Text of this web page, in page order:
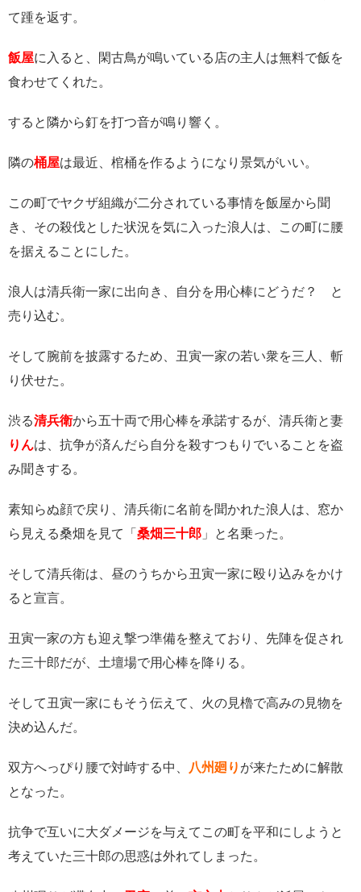
て踵を返す。
飯屋に入ると、閑古鳥が鳴いている店の主人は無料で飯を
食わせてくれた。
すると隣から釘を打つ音が鳴り響く。
隣の桶屋は最近、棺桶を作るようになり景気がいい。
この町でヤクザ組織が二分されている事情を飯屋から聞
き、その殺伐とした状況を気に入った浪人は、この町に腰
を据えることにした。
浪人は清兵衛一家に出向き、自分を用心棒にどうだ？ と
売り込む。
そして腕前を披露するため、丑寅一家の若い衆を三人、斬
り伏せた。
渋る清兵衛から五十両で用心棒を承諾するが、清兵衛と妻
りんは、抗争が済んだら自分を殺すつもりでいることを盗
み聞きする。
素知らぬ顔で戻り、清兵衛に名前を聞かれた浪人は、窓か
ら見える桑畑を見て「 桑畑三十郎 」と名乗った。
そして清兵衛は、昼のうちから丑寅一家に殴り込みをかけ
ると宣言。
丑寅一家の方も迎え撃つ準備を整えており、先陣を促され
た三十郎だが、土壇場で用心棒を降りる。
そして丑寅一家にもそう伝えて、火の見櫓で高みの見物を
決め込んだ。
双方へっぴり腰で対峙する中、 八州廻り が来たために解散
となった。
抗争で互いに大ダメージを与えてこの町を平和にしようと
考えていた三十郎の思惑は外れてしまった。